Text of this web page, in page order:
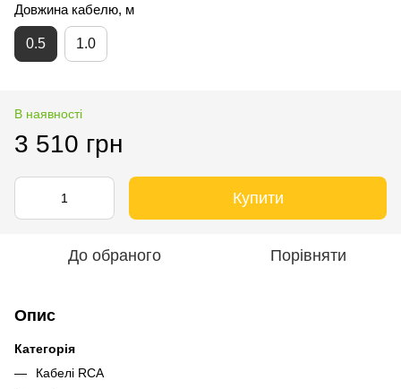
Довжина кабелю, м
0.5 1.0
В наявності
3 510 грн
Купити
До обраного Порівняти
Опис
Категорія
Кабелі RCA